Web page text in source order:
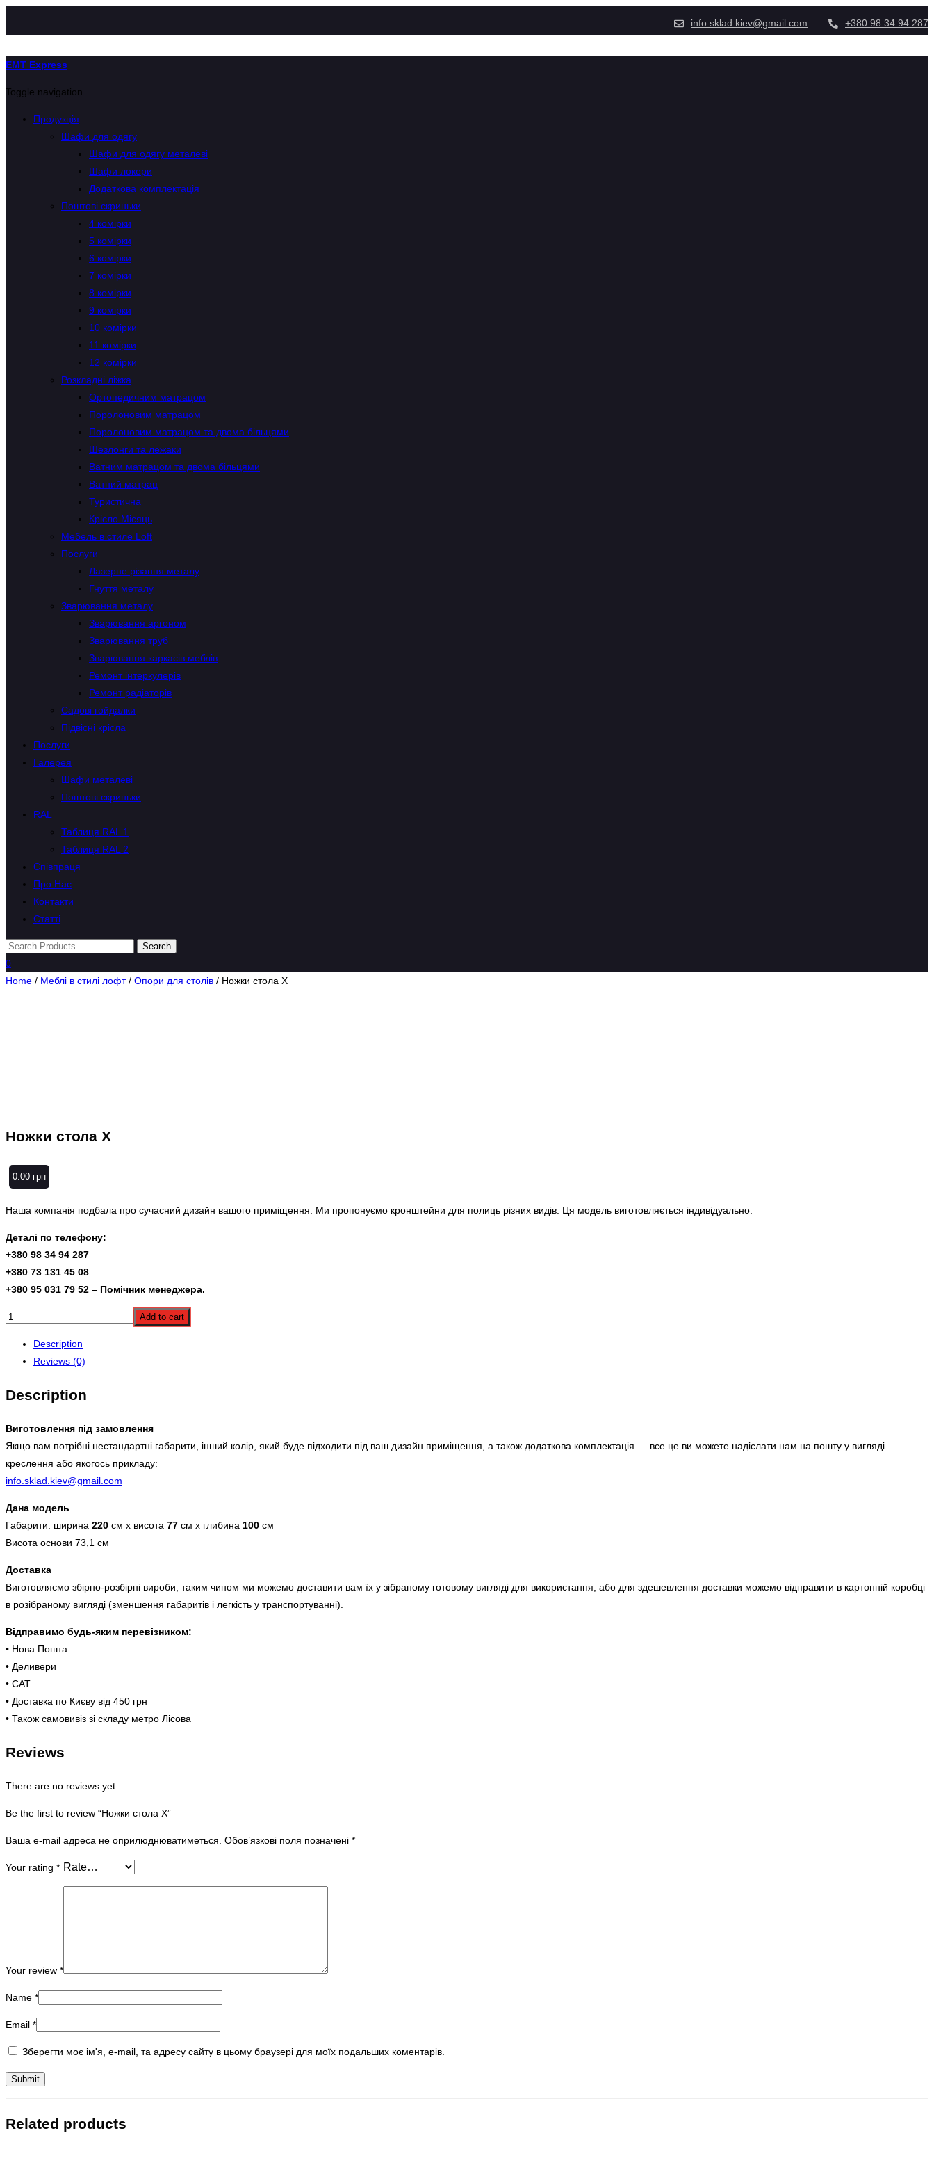
info.sklad.kiev@gmail.com +380 98 34 94 287
EMT Express
Toggle navigation
Продукція
Шафи для одягу
Шафи для одягу металеві
Шафи локери
Додаткова комплектація
Поштові скриньки
4 комірки
5 комірки
6 комірки
7 комірки
8 комірки
9 комірки
10 комірки
11 комірки
12 комірки
Розкладні ліжка
Ортопедичним матрацом
Поролоновим матрацом
Поролоновим матрацом та двома більцями
Шезлонги та лежаки
Ватним матрацом та двома більцями
Ватний матрац
Туристична
Крісло Місяць
Мебель в стиле Loft
Послуги
Лазерне різання металу
Гнуття металу
Зварювання металу
Зварювання аргоном
Зварювання труб
Зварювання каркасів меблів
Ремонт інтеркулерів
Ремонт радіаторів
Садові гойдалки
Підвісні крісла
Послуги
Галерея
Шафи металеві
Поштові скриньки
RAL
Таблиця RAL 1
Таблиця RAL 2
Співпраця
Про Нас
Контакти
Статті
0
Home / Меблі в стилі лофт/ Опори для столів / Ножки стола Х
Ножки стола Х
0.00 грн
Наша компанія подбала про сучасний дизайн вашого приміщення. Ми пропонуємо кронштейни для полиць різних видів. Ця модель виготовляється індивідуально.
Деталі по телефону:
+380 98 34 94 287
+380 73 131 45 08
+380 95 031 79 52 – Помічник менеджера.
Add to cart
Description
Reviews (0)
Description
Виготовлення під замовлення
Якщо вам потрібні нестандартні габарити, інший колір, який буде підходити під ваш дизайн приміщення, а також додаткова комплектація — все це ви можете надіслати нам на пошту у вигляді
креслення або якогось прикладу:
info.sklad.kiev@gmail.com
Дана модель
Габарити: ширина 220 см x висота 77 см x глибина 100 см
Висота основи 73,1 см
Доставка
Виготовляємо збірно-розбірні вироби, таким чином ми можемо доставити вам їх у зібраному готовому вигляді для використання, або для здешевлення доставки можемо відправити в картонній коробці
в розібраному вигляді (зменшення габаритів і легкість у транспортуванні).
Відправимо будь-яким перевізником:
• Нова Пошта
• Деливери
• САТ
• Доставка по Києву від 450 грн
• Також самовивіз зі складу метро Лісова
Reviews
There are no reviews yet.
Be the first to review “Ножки стола Х”
Ваша e-mail адреса не оприлюднюватиметься. Обов’язкові поля позначені *
Your rating *
Your review *
Name *
Email *
Зберегти моє ім'я, e-mail, та адресу сайту в цьому браузері для моїх подальших коментарів.
Related products